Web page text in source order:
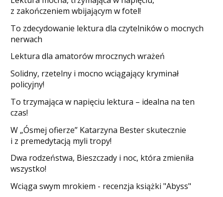
z zakończeniem wbijającym w fotel!
​To zdecydowanie lektura dla czytelników o mocnych
nerwach
Lektura dla amatorów mrocznych wrażeń
Solidny, rzetelny i mocno wciągający kryminał
policyjny!
​To trzymająca w napięciu lektura – idealna na ten
czas!
W „Ósmej ofierze” Katarzyna Bester skutecznie
i z premedytacją myli tropy!
Dwa rodzeństwa, Bieszczady i noc, która zmieniła
wszystko!
Wciąga swym mrokiem - recenzja książki "Abyss"